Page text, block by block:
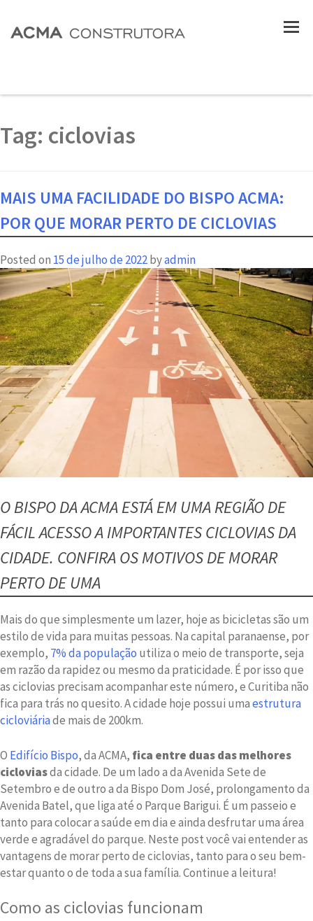
Tag: ciclovias
MAIS UMA FACILIDADE DO BISPO ACMA:
POR QUE MORAR PERTO DE CICLOVIAS
Posted on 15 de julho de 2022byadmin
O BISPO DA ACMA ESTÁ EM UMA REGIÃO DE
FÁCIL ACESSO A IMPORTANTES CICLOVIAS DA
CIDADE. CONFIRA OS MOTIVOS DE MORAR
PERTO DE UMA
Mais do que simplesmente um lazer, hoje as bicicletas são um
estilo de vida para muitas pessoas. Na capital paranaense, por
exemplo, 7% da população utiliza o meio de transporte, seja
em razão da rapidez ou mesmo da praticidade. É por isso que
as ciclovias precisam acompanhar este número, e Curitiba não
fica para trás no quesito. A cidade hoje possui umaestrutura
cicloviáriade mais de 200km.
O Edifício Bispo, da ACMA, fica entre duas das melhores
cicloviasda cidade. De um lado a da Avenida Sete de
Setembro e de outro a da Bispo Dom José, prolongamento da
Avenida Batel, que liga até o Parque Barigui. É um passeio e
tanto para colocar a saúde em dia e ainda desfrutar uma área
verde e agradável do parque. Neste post você vai entender as
vantagens de morar perto de ciclovias, tanto para o seu bem-
estar quanto o de toda a sua família. Continue a leitura!
Como as ciclovias funcionam